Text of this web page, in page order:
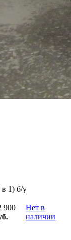
в 1) б/у
900
Нет в
наличии